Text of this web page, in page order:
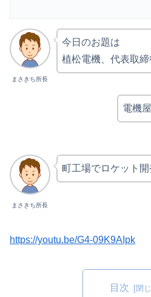
まさきち所長
今日のお題は
植松電機、代表取
電機
まさきち所長
町工場でロケット
https://youtu.be/G4-09K9AIpk
目次